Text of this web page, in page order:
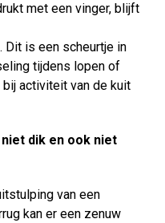
met een vinger, blijft
Dit is een scheurtje in
tijdens lopen of
activiteit van de kuit
niet dik en ook niet
van een
kan er een zenuw